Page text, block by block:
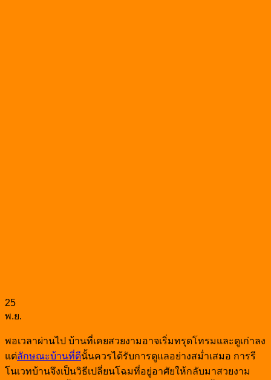
25
พ.ย.
พอเวลาผ่านไป บ้านที่เคยสวยงามอาจเริ่มทรุดโทรมและดูเก่าลง
แต่ลักษณะบ้านที่ดีนั้นควรได้รับการดูแลอย่างสม่ำเสมอ การรี
โนเวทบ้านจึงเป็นวิธีเปลี่ยนโฉมที่อยู่อาศัยให้กลับมาสวยงาม